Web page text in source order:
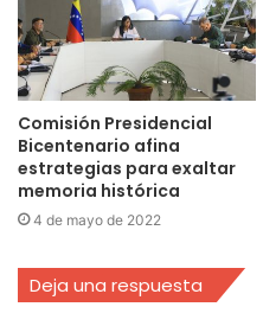
Comisión Presidencial
Bicentenario afina
estrategias para exaltar
memoria histórica
4 de mayo de 2022
Deja una respuesta